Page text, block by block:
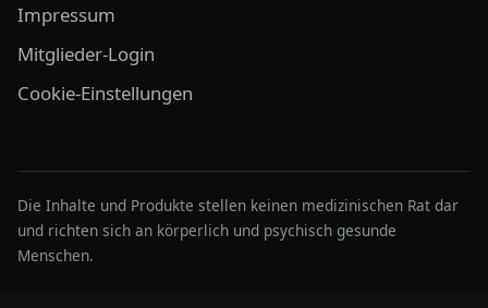
Impressum
Mitglieder-Login
Cookie-Einstellungen
Die Inhalte und Produkte stellen keinen medizinischen Rat dar
und richten sich an körperlich und psychisch gesunde
Menschen.